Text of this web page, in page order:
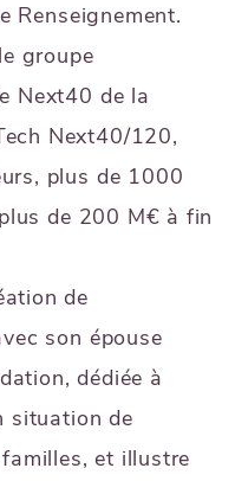
Renseignement.
groupe
Next40 de la
Next40/120,
plus de 1000
de 200 M€ à fin
de
son épouse
dédiée à
situation de
et illustre